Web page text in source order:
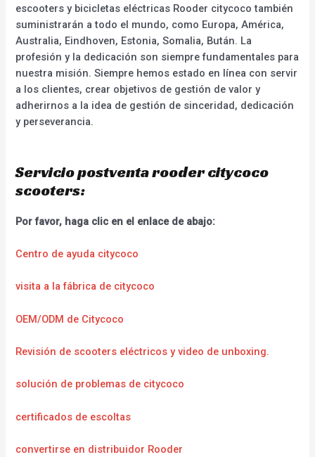
escooters y bicicletas eléctricas Rooder citycoco también
suministrarán a todo el mundo, como Europa, América,
Australia, Eindhoven, Estonia, Somalia, Bután. La
profesión y la dedicación son siempre fundamentales para
nuestra misión. Siempre hemos estado en línea con servir
a los clientes, crear objetivos de gestión de valor y
adherirnos a la idea de gestión de sinceridad, dedicación
y perseverancia.
Servicio postventa rooder citycoco
scooters:
Por favor, haga clic en el enlace de abajo:
Centro de ayuda citycoco
visita a la fábrica de citycoco
OEM/ODM de Citycoco
Revisión de scooters eléctricos y video de unboxing.
solución de problemas de citycoco
certificados de escoltas
convertirse en distribuidor Rooder